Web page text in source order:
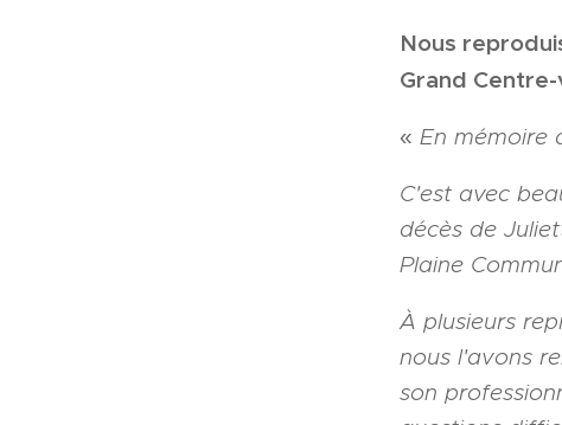
Nous
Grand
« En mémoire
C'est avec
décès de
Plaine
À plusieurs
nous l'avons
son